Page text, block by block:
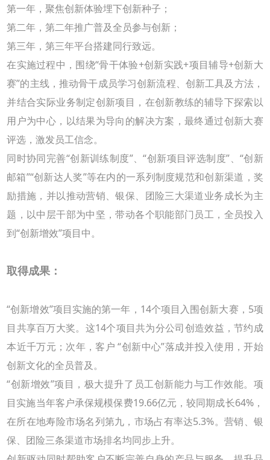
第一年，聚焦创新体验埋下创新种子；
第二年，第二年推广普及全员参与创新；
第三年，第三年平台搭建同行致远。
在实施过程中，围绕“骨干体验+创新实践+项目辅导+创新大
赛”的主线，推动骨干成员学习创新流程、创新工具及方法，
并结合实际业务制定创新项目，在创新教练的辅导下探索以
用户为中心，以结果为导向的解决方案，最终通过创新大赛
评选，激发员工信念。
同时协同完善“创新训练制度”、“创新项目评选制度”、 “创新
邮箱”“创新达人奖”等在内的一系列制度规范和创新渠道，奖
励措施，并以推动营销、银保、团险三大渠道业务成长为主
题，以中层干部为中坚，带动各个职能部门员工，全员投入
到“创新增效”项目中。
取得成果：
“创新增效”项目实施的第一年， 14个项目入围创新大赛， 5项
目共享百万大奖。这14个项目共为分公司创造效益，节约成
本近千万元；次年，客户“创新中心”落成并投入使用，开始
创新文化的全员普及。
“创新增效”项目，极大提升了员工创新能力与工作效能。项
目实施当年客户承保规模保费19.66亿元，较同期成长64%，
在所在地寿险市场名列第九，市场占有率达5.3%。营销、银
保、团险三条渠道市场排名均同步上升。